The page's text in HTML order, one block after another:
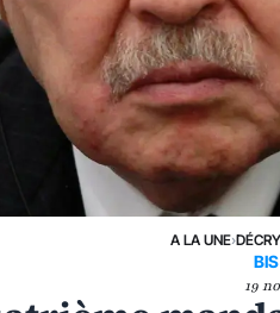
A LA UNE›
19